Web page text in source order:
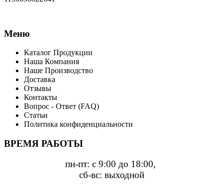
Меню
Каталог Продукции
Наша Компания
Наше Производство
Доставка
Отзывы
Контакты
Вопрос - Ответ (FAQ)
Статьи
Политика конфиденциальности
ВРЕМЯ РАБОТЫ
пн-пт: с 9:00 до 18:00,
сб-вс: выходной